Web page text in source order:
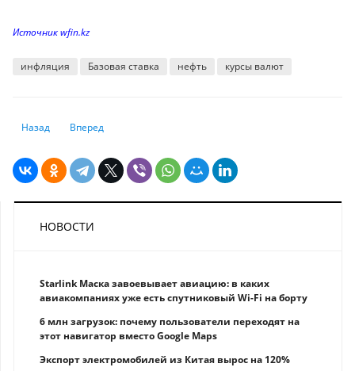
Источник wfin.kz
инфляция Базовая ставка нефть курсы валют
Предыдущий: Налоговикам дадут новые полномочия, которые
Назад Следующий: Осторожно, теперь эти деньги нигде не примут
Вперед
НОВОСТИ
Starlink Маска завоевывает авиацию: в каких
авиакомпаниях уже есть спутниковый Wi-Fi на борту
6 млн загрузок: почему пользователи переходят на
этот навигатор вместо Google Maps
Экспорт электромобилей из Китая вырос на 120%